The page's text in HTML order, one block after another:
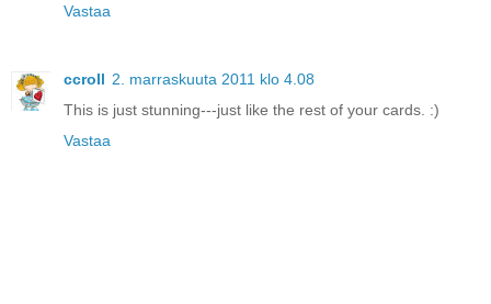
Vastaa
ccroll 2. marraskuuta 2011 klo 4.08
This is just stunning---just like the rest of your cards. :)
Vastaa